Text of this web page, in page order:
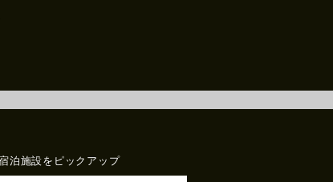
泊施設をピックアップ